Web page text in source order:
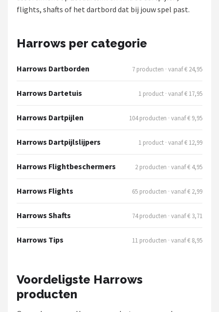
Harrows
Red Dragon
Alle merken →
flights, shafts of het dartbord dat bij jouw spel past.
Harrows per categorie
Harrows Dartborden 7 producten · vanaf € 24,95
Harrows Dartetuis 1 product · vanaf € 17,95
Harrows Dartpijlen 104 producten · vanaf € 9,95
Harrows Dartpijlslijpers 1 product · vanaf € 12,99
Harrows Flightbeschermers 2 producten · vanaf € 4,95
Harrows Flights 65 producten · vanaf € 2,99
Harrows Shafts 74 producten · vanaf € 3,71
Harrows Tips 11 producten · vanaf € 8,95
Voordeligste Harrows
producten